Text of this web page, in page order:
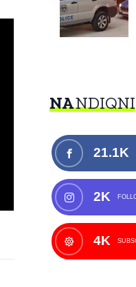
NANDIQNI
21.1K
2K
4K